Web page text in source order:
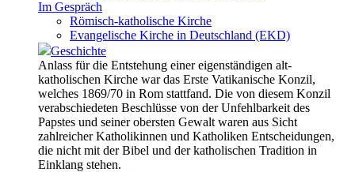
Im Gespräch
Römisch-katholische Kirche
Evangelische Kirche in Deutschland (EKD)
Geschichte
Anlass für die Entstehung einer eigenständigen alt-
katholischen Kirche war das Erste Vatikanische Konzil,
welches 1869/70 in Rom stattfand. Die von diesem Konzil
verabschiedeten Beschlüsse von der Unfehlbarkeit des
Papstes und seiner obersten Gewalt waren aus Sicht
zahlreicher Katholikinnen und Katholiken Entscheidungen,
die nicht mit der Bibel und der katholischen Tradition in
Einklang stehen.